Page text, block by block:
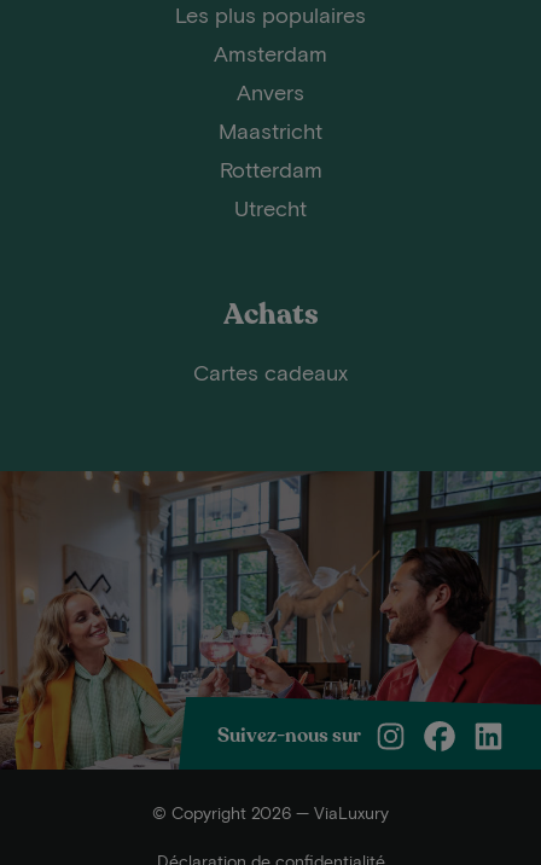
Les plus populaires
Amsterdam
Anvers
Maastricht
Rotterdam
Utrecht
Achats
Cartes cadeaux
Suivez-nous sur
© Copyright 2026 — ViaLuxury